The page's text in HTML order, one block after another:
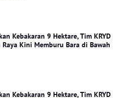
Kebakaran 9 Hektare, Tim KRYD
Kini Memburu Bara di Bawah
Kebakaran 9 Hektare, Tim KRYD